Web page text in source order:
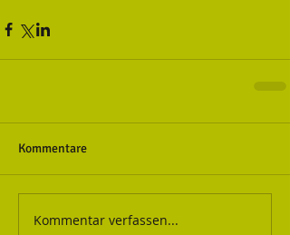
Kommentare
Kommentar verfassen...